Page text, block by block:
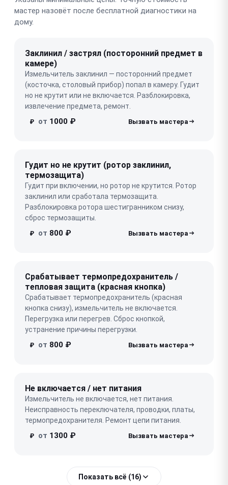
мастер назовёт после бесплатной диагностики на
дому.
Заклинил / застрял (посторонний предмет в
камере)
Измельчитель заклинил — посторонний предмет
(косточка, столовый прибор) попал в камеру. Гудит
но не крутит или не включается. Разблокировка,
извлечение предмета, ремонт.
₽ от 1000 ₽
Гудит но не крутит (ротор заклинил,
термозащита)
Гудит при включении, но ротор не крутится. Ротор
заклинил или сработала термозащита.
Разблокировка ротора шестигранником снизу,
сброс термозащиты.
₽ от 800 ₽
Срабатывает термопредохранитель /
тепловая защита (красная кнопка)
Срабатывает термопредохранитель (красная
кнопка снизу), измельчитель не включается.
Перегрузка или перегрев. Сброс кнопкой,
устранение причины перегрузки.
₽ от 800 ₽
Не включается / нет питания
Измельчитель не включается, нет питания.
Неисправность переключателя, проводки, платы,
термопредохранителя. Ремонт цепи питания.
₽ от 1300 ₽
Показать всё (16)